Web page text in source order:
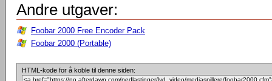
Andre utgaver:
Foobar 2000 Free Encoder Pack
Foobar 2000 (Portable)
HTML-kode for å koble til denne siden: